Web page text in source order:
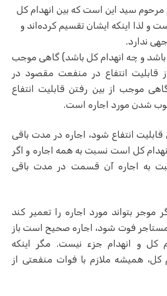
سید این است که بین انهدام کل
و لذا اینکه ایشان تقسیم کرده‌اند و
ندارد.
باشد و چه انهدام کل باشد) گاهی موجب
قابلیت انتفاع در منفعت مقصود در
موجب از بین رفتن قابلیت انتفاع
شدن مورد اجاره است.
انتفاع شود، اجاره در مدت باقی
کل است نسبت به همه اجاره و اگر
به اجاره آن قسمت در مدت باقی
موجر بتواند مورد اجاره را تعمیر کند
مستاجر فوت شود، اجاره صحیح است باز
کل و انهدام جزء نیست. مگر اینکه
کل، همیشه ملازم با فوات منفعتی از